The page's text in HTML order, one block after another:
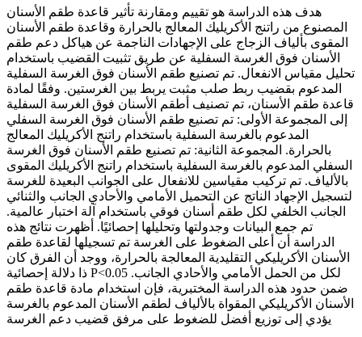
هدف هذه الدراسة هو تقييم ومقارنة تأثير قاعدة طقم الأسنان
المصنوع من راتنج الأكريليك المعالج بالحرارة وقاعدة طقم الأسنان
المقوى بألياف الزجاج على الإجهادات الناجمة عن هياكل دعم طقم
الأسنان فوق الغرسة السفلية عن طريق تثبيت القضيب باستخدام
تحليل مقياس الانفعال. تم تصنيع طقم الأسنان فوق الغرسة السفلية
المدعوم بقضيب ربط صلب مثبت يربط بين الغرستين. وفقًا لمادة
قاعدة طقم الأسنان، تم تصنيف أطقم الأسنان فوق الغرسة السفلية
إلى المجموعة الأولى: تم تصنيع طقم الأسنان فوق الغرسة السفلي
المدعوم بالغرسة السفلية باستخدام راتنج الأكريليك المعالج
بالحرارة. المجموعة الثانية: تم تصنيع طقم الأسنان فوق الغرسة
السفلي المدعوم بالغرسة السفلية باستخدام راتنج الأكريليك المقوى
بالألياف. تم تركيب مقياسين للانفعال على الجوانب البعيدة للغرسة
لتسجيل الإجهاد الناتج عن التحميل الأمامي والأحادي الجانب والثنائي
الجانب الخلفي لكل طقم أسنان فوقي باستخدام آلة اختبار عالمية.
تم جمع البيانات وجدولتها وتحليلها إحصائيًا. أظهرت نتائج هذه
الدراسة أن أعلى الضغوط على الغرسة تم تسجيلها لقاعدة طقم
الأسنان الأكريليكي التقليدية المعالجة بالحرارة، ووجد أن الفرق كان
ذا دلالة إحصائية P<0.05 لكل من الحمل الأمامي والأحادي الجانب.
ضمن حدود هذه الدراسة المختبرية، فإن استخدام مادة قاعدة طقم
الأسنان الأكريليكي المقواة بالألياف لطقم الأسنان المدعوم بالغرسة
يؤدي إلى توزيع أفضل للضغوط على مرفق قضيب دعم الغرسة